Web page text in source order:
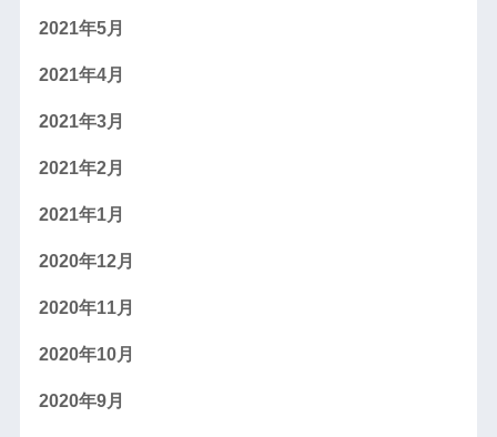
2021年5月
2021年4月
2021年3月
2021年2月
2021年1月
2020年12月
2020年11月
2020年10月
2020年9月